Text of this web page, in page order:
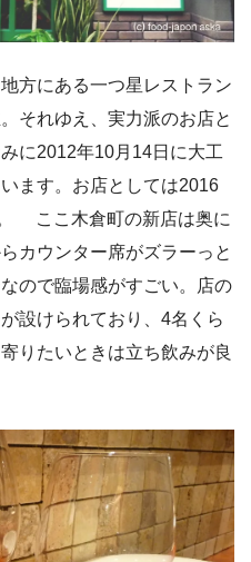
方にある一つ星レストラン
それゆえ、実力派のお店と
に2012年10月14日に大工
ます。お店としては2016
ここ木倉町の新店は奥に
カウンター席がズラーっと
ので臨場感がすごい。店の
設けられており、4名くら
りたいときは立ち飲みが良